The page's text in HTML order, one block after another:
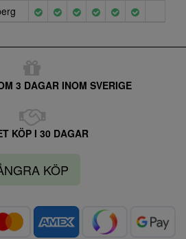
3 DAGAR INOM SVERIGE
KÖP I 30 DAGAR
KÖP